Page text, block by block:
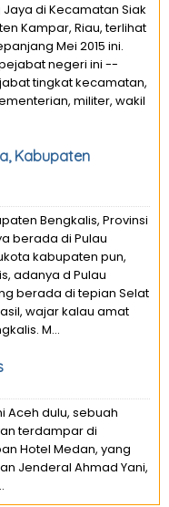
di Kecamatan Siak
Kampar, Riau, terlihat
Mei 2015 ini.
negeri ini --
tingkat kecamatan,
militer, wakil
Kabupaten
Bengkalis, Provinsi
berada di Pulau
kabupaten pun,
adanya d Pulau
berada di tepian Selat
wajar kalau amat
M...
Aceh dulu, sebuah
terdampar di
Hotel Medan, yang
Jenderal Ahmad Yani,